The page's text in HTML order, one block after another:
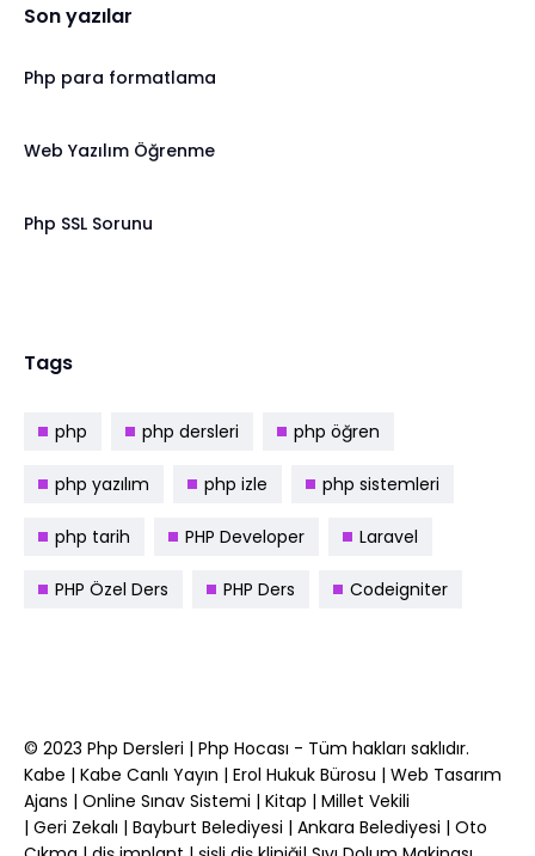
Son yazılar
Php para formatlama
Web Yazılım Öğrenme
Php SSL Sorunu
Tags
php php dersleri php öğren
php yazılım php izle php sistemleri
php tarih PHP Developer Laravel
PHP Özel Ders PHP Ders Codeigniter
© 2023 Php Dersleri | Php Hocası - Tüm hakları saklıdır.
Kabe | Kabe Canlı Yayın | Erol Hukuk Bürosu | Web Tasarım
Ajans | Online Sınav Sistemi | Kitap | Millet Vekili
| Geri Zekalı | Bayburt Belediyesi | Ankara Belediyesi | Oto